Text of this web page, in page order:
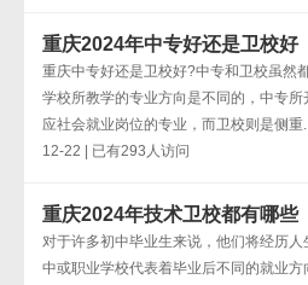
重庆2024年中专好还是卫校好
重庆中专好还是卫校好?中专和卫校虽然
学校所教学的专业方向是不同的，中专
应社会就业岗位的专业，而卫校则是侧重
12-22 | 已有293人访问
重庆2024年技术卫校都有哪些
对于许多初中毕业生来说，他们将经历
中或职业学校代表着毕业后不同的就业